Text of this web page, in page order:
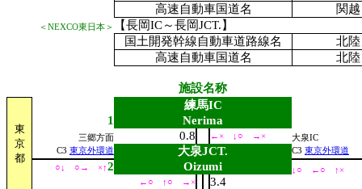
高速自動車国道名
関
＜NEXCO東日本＞
【長岡IC～長岡JCT.】
国土開発幹線自動車道路線名
北
高速自動車国道名
北
施設名称
東
京
都
練馬IC
1
Nerima
三郷方面 0.8 ←× ↓○ →×
大泉IC
C3 東京外環道 大泉JCT. C3 東京外環道
○↓ ○→ ×↑2 Oizumi
↓○ ←○ ↑×
←○ ↑○ →×
3.4